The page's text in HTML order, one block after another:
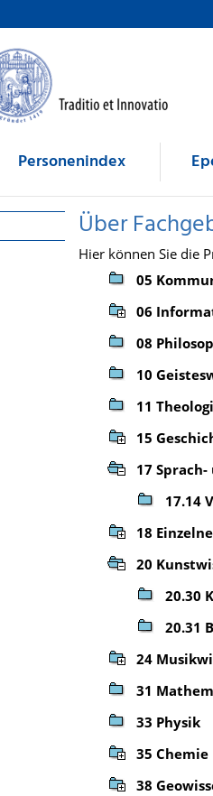
Personenindex
Über
Hier können Sie die
05
06
08
10
11
15
17
17.14
18
20
20.30
20.31
24
31
33 Physik
35 Chemie
38